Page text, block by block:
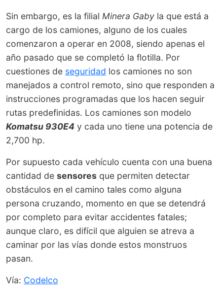
Sin embargo, es la filial Minera Gaby la que está a
cargo de los camiones, alguno de los cuales
comenzaron a operar en 2008, siendo apenas el
año pasado que se completó la flotilla. Por
cuestiones de seguridad los camiones no son
manejados a control remoto, sino que responden a
instrucciones programadas que los hacen seguir
rutas predefinidas. Los camiones son modelo
Komatsu 930E4 y cada uno tiene una potencia de
2,700 hp.
Por supuesto cada vehículo cuenta con una buena
cantidad de sensores que permiten detectar
obstáculos en el camino tales como alguna
persona cruzando, momento en que se detendrá
por completo para evitar accidentes fatales;
aunque claro, es difícil que alguien se atreva a
caminar por las vías donde estos monstruos
pasan.
Vía: Codelco